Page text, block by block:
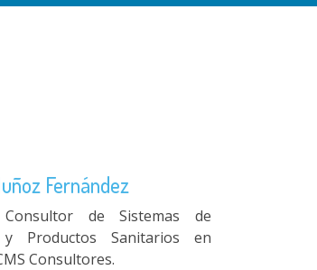
Fernández
Consultor de Sistemas de
y Productos Sanitarios en
Consultores.